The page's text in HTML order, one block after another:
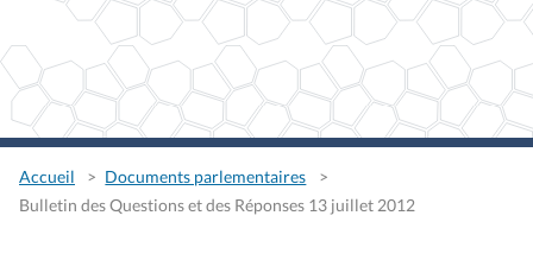
Accueil
Documents parlementaires
Bulletin des Questions et des Réponses 13 juillet 2012